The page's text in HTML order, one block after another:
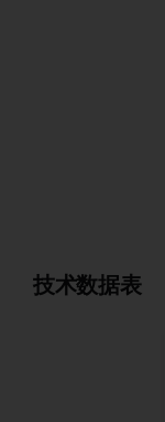
技术数据表